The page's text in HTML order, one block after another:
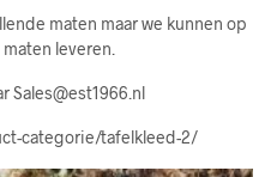
maten maar we kunnen op
leveren.
Sales@est1966.nl
categorie/tafelkleed-2/